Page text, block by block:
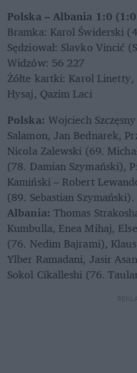
Bramka: Karol Świderski
Sędziował: Slavko Vincić
Widzów: 56 227
Żółte kartki: Karol Linetty,
Hysaj, Qazim Laci
Polska: Wojciech
Salamon, Jan Bednarek,
Nicola Zalewski (69.
(78. Damian Szymański),
Kamiński – Robert
Albania: Thomas
Kumbulla, Enea Mihaj,
(76. Nedim Bajrami),
Ylber Ramadani, Jasir
Sokol Cikalleshi (76.